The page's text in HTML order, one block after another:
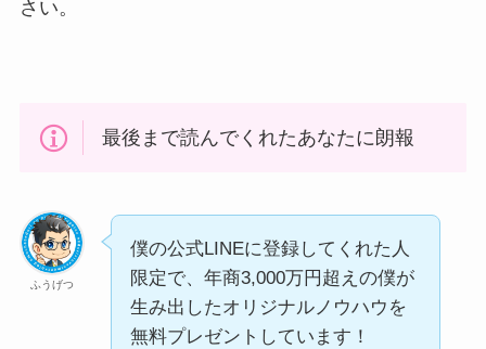
さい。
最後まで読んでくれたあなたに朗報
ふうげつ
僕の公式LINEに登録してくれた人
限定で、年商3,000万円超えの僕が
生み出したオリジナルノウハウを
無料プレゼントしています！